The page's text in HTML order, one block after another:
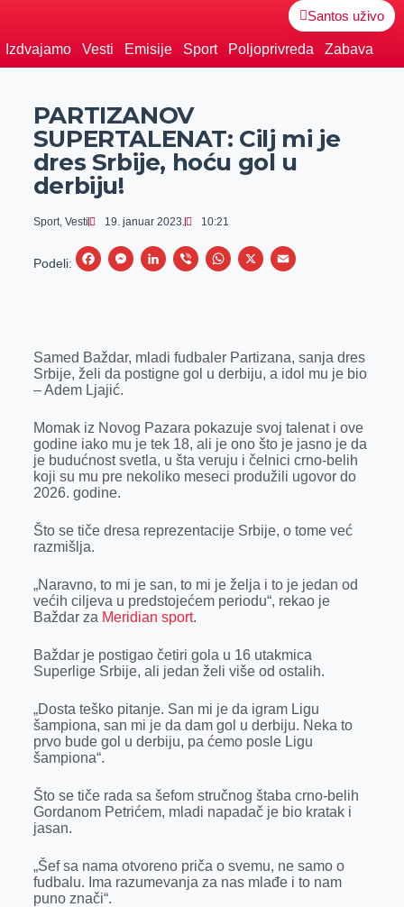
Santos uživo
Izdvajamo Vesti Emisije Sport Poljoprivreda Zabava
PARTIZANOV
SUPERTALENAT: Cilj mi je
dres Srbije, hoću gol u
derbiju!
Sport, Vesti 19. januar 2023. 10:21
Podeli:
F
b
o
k
M
e
e
r
L
e
n
V
r
W
s
p
X
E
l
Samed Baždar, mladi fudbaler Partizana, sanja dres
Srbije, želi da postigne gol u derbiju, a idol mu je bio
– Adem Ljajić.
Momak iz Novog Pazara pokazuje svoj talenat i ove
godine iako mu je tek 18, ali je ono što je jasno je da
je budućnost svetla, u šta veruju i čelnici crno-belih
koji su mu pre nekoliko meseci produžili ugovor do
2026. godine.
Što se tiče dresa reprezentacije Srbije, o tome već
razmišlja.
„Naravno, to mi je san, to mi je želja i to je jedan od
većih ciljeva u predstojećem periodu“, rekao je
Baždar za Meridian sport.
Baždar je postigao četiri gola u 16 utakmica
Superlige Srbije, ali jedan želi više od ostalih.
„Dosta teško pitanje. San mi je da igram Ligu
šampiona, san mi je da dam gol u derbiju. Neka to
prvo bude gol u derbiju, pa ćemo posle Ligu
šampiona“.
Što se tiče rada sa šefom stručnog štaba crno-belih
Gordanom Petrićem, mladi napadač je bio kratak i
jasan.
„Šef sa nama otvoreno priča o svemu, ne samo o
fudbalu. Ima razumevanja za nas mlađe i to nam
puno znači“.